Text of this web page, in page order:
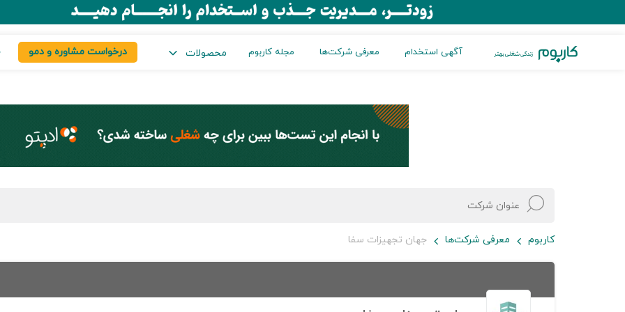
آگهی استخدام معرفی شرکت‌ها مجله کاربوم محصولات درخواست مشاوره و دمو
کاربوم معرفی شرکت‌ها جهان تجهیزات سفا